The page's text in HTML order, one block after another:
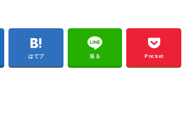
はてブ 送る Pocket